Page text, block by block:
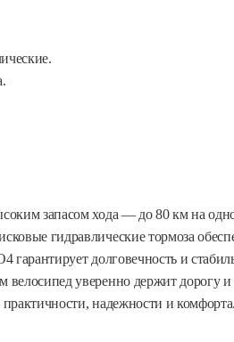
запасом хода — до 80 км на
гидравлические тормоза
гарантирует долговечность и
уверенно держит дорогу и
надежности и комфорта.